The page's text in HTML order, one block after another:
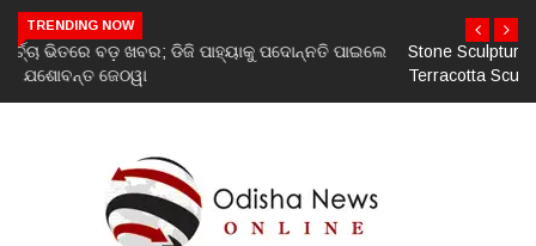
TRENDING NOW
Stone Sculptures Dating Back to the 7th–8th Centuries and
Terracotta Sculpture from the 11th–12th Centuries Unearthed
Again in Mantra-Famed Mayong, Assam